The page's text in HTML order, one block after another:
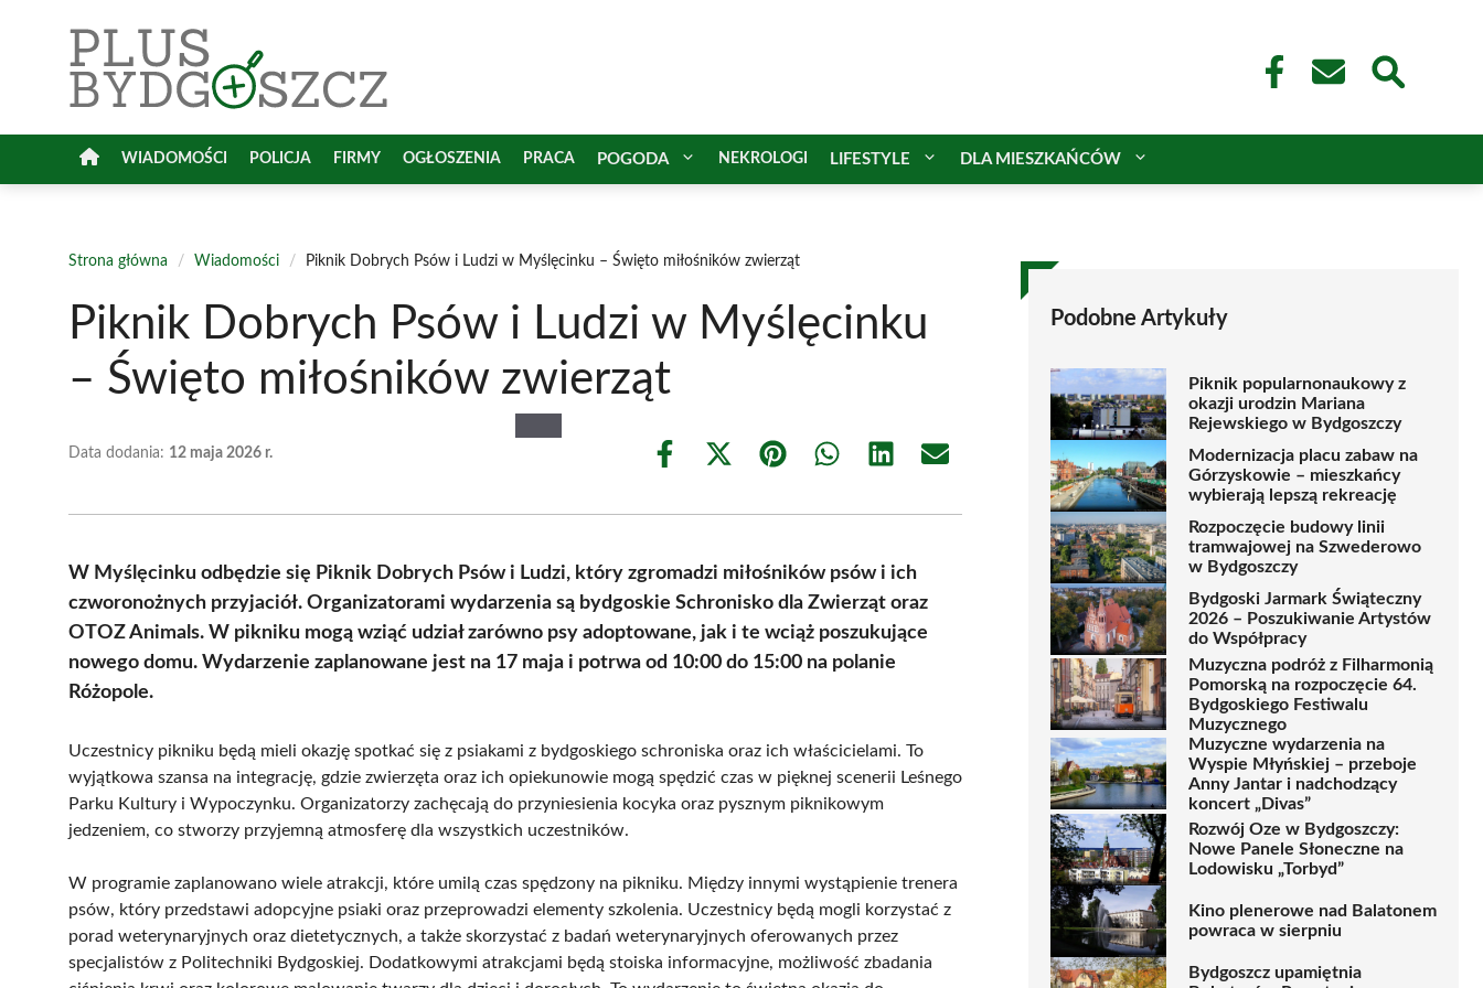
WIADOMOŚCI POLICJA FIRMY OGŁOSZENIA PRACA POGODA NEKROLOGI LIFESTYLE DLA MIESZKAŃCÓW
Strona główna / Wiadomości / Piknik Dobrych Psów i Ludzi w Myślęcinku – Święto miłośników zwierząt
Piknik Dobrych Psów i Ludzi w Myślęcinku
– Święto miłośników zwierząt
Data dodania: 12 maja 2026 r.
Share
Share
(Twitter)
Share Share Share Share
W Myślęcinku odbędzie się Piknik Dobrych Psów i Ludzi, który zgromadzi miłośników psów i ich
czworonożnych przyjaciół. Organizatorami wydarzenia są bydgoskie Schronisko dla Zwierząt oraz
OTOZ Animals. W pikniku mogą wziąć udział zarówno psy adoptowane, jak i te wciąż poszukujące
nowego domu. Wydarzenie zaplanowane jest na 17 maja i potrwa od 10:00 do 15:00 na polanie
Różopole.
Uczestnicy pikniku będą mieli okazję spotkać się z psiakami z bydgoskiego schroniska oraz ich właścicielami. To
wyjątkowa szansa na integrację, gdzie zwierzęta oraz ich opiekunowie mogą spędzić czas w pięknej scenerii Leśnego
Parku Kultury i Wypoczynku. Organizatorzy zachęcają do przyniesienia kocyka oraz pysznym piknikowym
jedzeniem, co stworzy przyjemną atmosferę dla wszystkich uczestników.
W programie zaplanowano wiele atrakcji, które umilą czas spędzony na pikniku. Między innymi wystąpienie trenera
psów, który przedstawi adopcyjne psiaki oraz przeprowadzi elementy szkolenia. Uczestnicy będą mogli korzystać z
porad weterynaryjnych oraz dietetycznych, a także skorzystać z badań weterynaryjnych oferowanych przez
specjalistów z Politechniki Bydgoskiej. Dodatkowymi atrakcjami będą stoiska informacyjne, możliwość zbadania
Podobne Artykuły
Piknik popularnonaukowy z
okazji urodzin Mariana
Rejewskiego w Bydgoszczy
Modernizacja placu zabaw na
Górzyskowie – mieszkańcy
wybierają lepszą rekreację
Rozpoczęcie budowy linii
tramwajowej na Szwederowo
w Bydgoszczy
Bydgoski Jarmark Świąteczny
2026 – Poszukiwanie Artystów
do Współpracy
Muzyczna podróż z Filharmonią
Pomorską na rozpoczęcie 64.
Bydgoskiego Festiwalu
Muzycznego
Muzyczne wydarzenia na
Wyspie Młyńskiej – przeboje
Anny Jantar i nadchodzący
koncert „Divas”
Rozwój Oze w Bydgoszczy:
Nowe Panele Słoneczne na
Lodowisku „Torbyd”
Kino plenerowe nad Balatonem
powraca w sierpniu
Bydgoszcz upamiętnia